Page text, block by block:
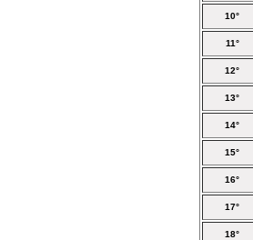
10°
11°
12°
13°
14°
15°
16°
17°
18°